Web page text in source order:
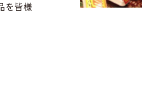
を皆様